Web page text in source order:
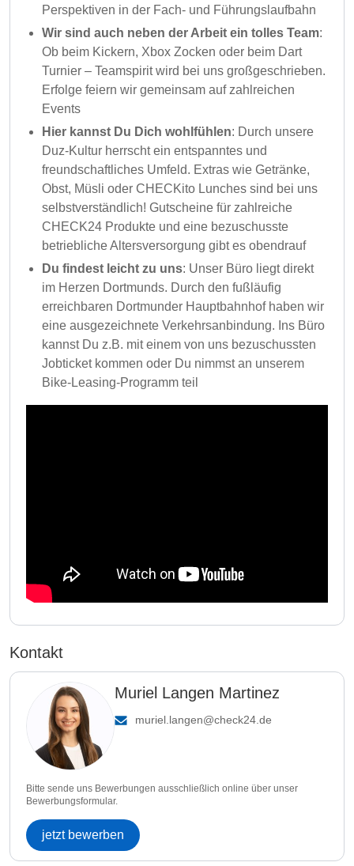
Perspektiven in der Fach- und Führungslaufbahn
Wir sind auch neben der Arbeit ein tolles Team:
Ob beim Kickern, Xbox Zocken oder beim Dart
Turnier – Teamspirit wird bei uns großgeschrieben.
Erfolge feiern wir gemeinsam auf zahlreichen
Events
Hier kannst Du Dich wohlfühlen: Durch unsere
Duz-Kultur herrscht ein entspanntes und
freundschaftliches Umfeld. Extras wie Getränke,
Obst, Müsli oder CHECKito Lunches sind bei uns
selbstverständlich! Gutscheine für zahlreiche
CHECK24 Produkte und eine bezuschusste
betriebliche Altersversorgung gibt es obendrauf
Du findest leicht zu uns: Unser Büro liegt direkt
im Herzen Dortmunds. Durch den fußläufig
erreichbaren Dortmunder Hauptbahnhof haben wir
eine ausgezeichnete Verkehrsanbindung. Ins Büro
kannst Du z.B. mit einem von uns bezuschussten
Jobticket kommen oder Du nimmst an unserem
Bike-Leasing-Programm teil
Kontakt
Muriel Langen Martinez
muriel.langen@check24.de
Bitte sende uns Bewerbungen ausschließlich online über unser
Bewerbungsformular.
jetzt bewerben